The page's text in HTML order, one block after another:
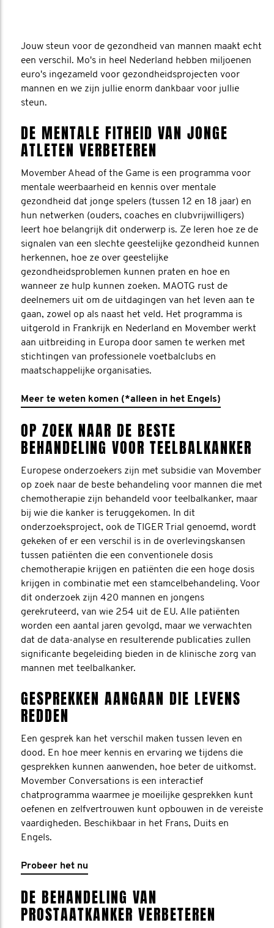
Jouw steun voor de gezondheid van mannen maakt echt
een verschil. Mo's in heel Nederland hebben miljoenen
euro's ingezameld voor gezondheidsprojecten voor
mannen en we zijn jullie enorm dankbaar voor jullie
steun.
DE MENTALE FITHEID VAN JONGE
ATLETEN VERBETEREN
Movember Ahead of the Game is een programma voor
mentale weerbaarheid en kennis over mentale
gezondheid dat jonge spelers (tussen 12 en 18 jaar) en
hun netwerken (ouders, coaches en clubvrijwilligers)
leert hoe belangrijk dit onderwerp is. Ze leren hoe ze de
signalen van een slechte geestelijke gezondheid kunnen
herkennen, hoe ze over geestelijke
gezondheidsproblemen kunnen praten en hoe en
wanneer ze hulp kunnen zoeken. MAOTG rust de
deelnemers uit om de uitdagingen van het leven aan te
gaan, zowel op als naast het veld. Het programma is
uitgerold in Frankrijk en Nederland en Movember werkt
aan uitbreiding in Europa door samen te werken met
stichtingen van professionele voetbalclubs en
maatschappelijke organisaties.
Meer te weten komen (*alleen in het Engels)
OP ZOEK NAAR DE BESTE
BEHANDELING VOOR TEELBALKANKER
Europese onderzoekers zijn met subsidie van Movember
op zoek naar de beste behandeling voor mannen die met
chemotherapie zijn behandeld voor teelbalkanker, maar
bij wie die kanker is teruggekomen. In dit
onderzoeksproject, ook de TIGER Trial genoemd, wordt
gekeken of er een verschil is in de overlevingskansen
tussen patiënten die een conventionele dosis
chemotherapie krijgen en patiënten die een hoge dosis
krijgen in combinatie met een stamcelbehandeling. Voor
dit onderzoek zijn 420 mannen en jongens
gerekruteerd, van wie 254 uit de EU. Alle patiënten
worden een aantal jaren gevolgd, maar we verwachten
dat de data-analyse en resulterende publicaties zullen
significante begeleiding bieden in de klinische zorg van
mannen met teelbalkanker.
GESPREKKEN AANGAAN DIE LEVENS
REDDEN
Een gesprek kan het verschil maken tussen leven en
dood. En hoe meer kennis en ervaring we tijdens die
gesprekken kunnen aanwenden, hoe beter de uitkomst.
Movember Conversations is een interactief
chatprogramma waarmee je moeilijke gesprekken kunt
oefenen en zelfvertrouwen kunt opbouwen in de vereiste
vaardigheden. Beschikbaar in het Frans, Duits en
Engels.
Probeer het nu
DE BEHANDELING VAN
PROSTAATKANKER VERBETEREN